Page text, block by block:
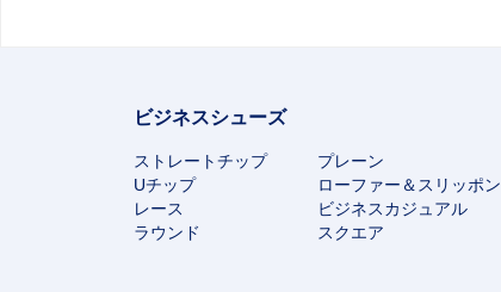
ビジネスシューズ
ストレートチップ
プレーン
Uチップ
ローファー＆スリッポン
レース
ビジネスカジュアル
ラウンド
スクエア